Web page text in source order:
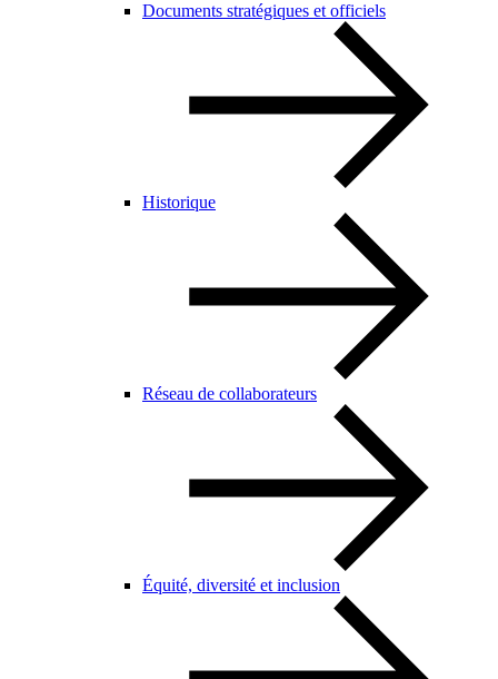
Documents stratégiques et officiels
Historique
Réseau de collaborateurs
Équité, diversité et inclusion